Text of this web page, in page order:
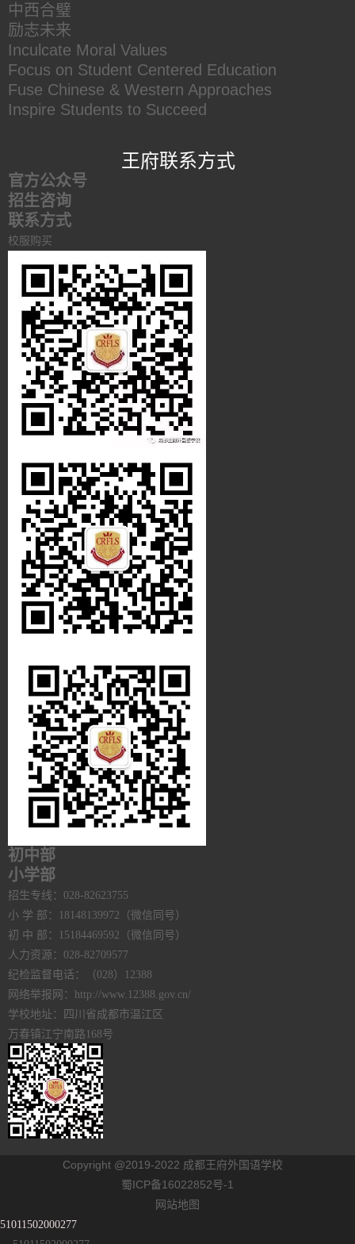
中西合璧
励志未来
Inculcate Moral Values
Focus on Student Centered Education
Fuse Chinese & Western Approaches
Inspire Students to Succeed
王府联系方式
官方公众号
招生咨询
联系方式
校服购买
初中部
小学部
招生专线：028-82623755
小 学 部：18148139972（微信同号）
初 中 部：15184469592（微信同号）
人力资源：028-82709577
纪检监督电话：（028）12388
网络举报网：http://www.12388.gov.cn/
学校地址：四川省成都市温江区
万春镇江宁南路168号
Copyright @2019-2022 成都王府外国语学校
蜀ICP备16022852号-1
网站地图
51011502000277